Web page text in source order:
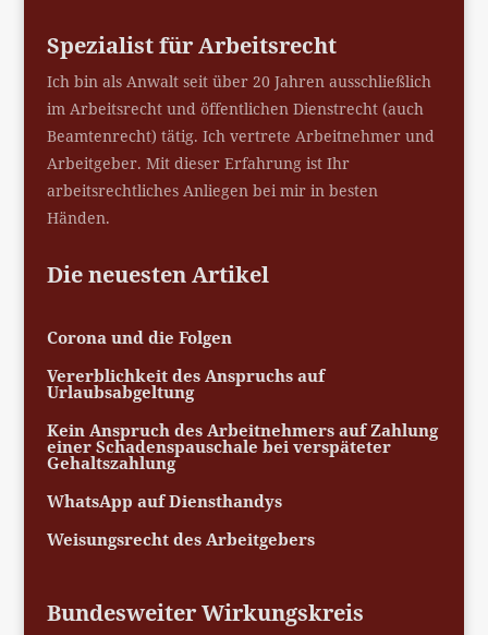
Spezialist für Arbeitsrecht
Ich bin als Anwalt seit über 20 Jahren ausschließlich
im Arbeitsrecht und öffentlichen Dienstrecht (auch
Beamtenrecht) tätig. Ich vertrete Arbeitnehmer und
Arbeitgeber. Mit dieser Erfahrung ist Ihr
arbeitsrechtliches Anliegen bei mir in besten
Händen.
Die neuesten Artikel
Corona und die Folgen
Vererblichkeit des Anspruchs auf
Urlaubsabgeltung
Kein Anspruch des Arbeitnehmers auf Zahlung
einer Schadenspauschale bei verspäteter
Gehaltszahlung
WhatsApp auf Diensthandys
Weisungsrecht des Arbeitgebers
Bundesweiter Wirkungskreis